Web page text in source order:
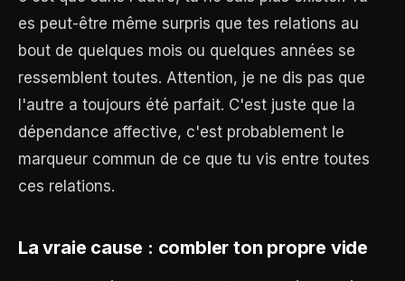
es peut-être même surpris que tes relations au
bout de quelques mois ou quelques années se
ressemblent toutes. Attention, je ne dis pas que
l'autre a toujours été parfait. C'est juste que la
dépendance affective, c'est probablement le
marqueur commun de ce que tu vis entre toutes
ces relations.
La vraie cause : combler ton propre vide